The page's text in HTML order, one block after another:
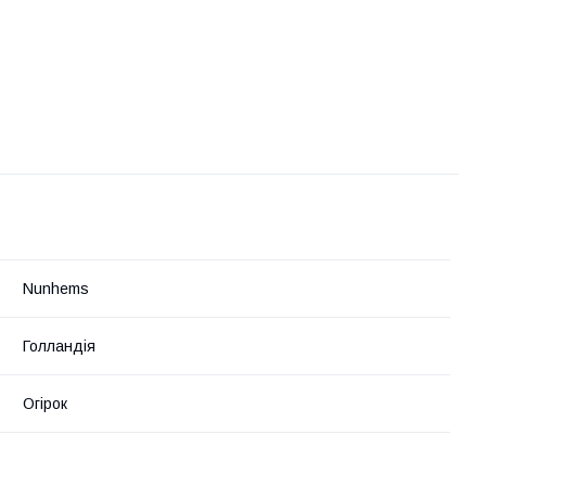
Nunhems
Голландія
Огірок